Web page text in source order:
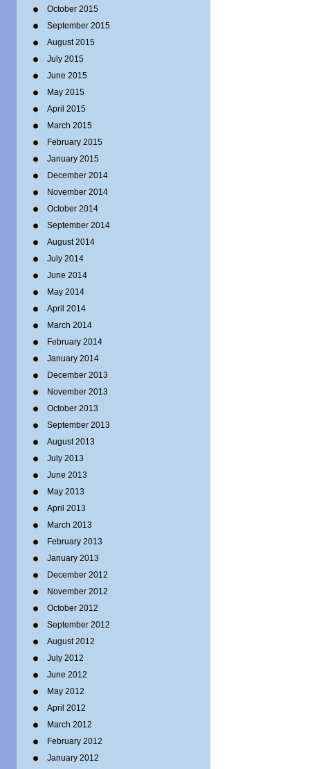
October 2015
September 2015
August 2015
July 2015
June 2015
May 2015
April 2015
March 2015
February 2015
January 2015
December 2014
November 2014
October 2014
September 2014
August 2014
July 2014
June 2014
May 2014
April 2014
March 2014
February 2014
January 2014
December 2013
November 2013
October 2013
September 2013
August 2013
July 2013
June 2013
May 2013
April 2013
March 2013
February 2013
January 2013
December 2012
November 2012
October 2012
September 2012
August 2012
July 2012
June 2012
May 2012
April 2012
March 2012
February 2012
January 2012